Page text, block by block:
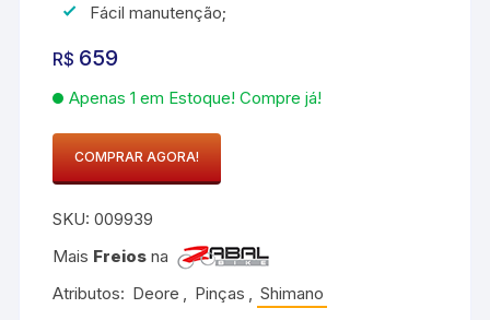
Fácil manutenção;
R$ 659
Apenas 1 em Estoque! Compre já!
Freio
Shimano
XT
COMPRAR AGORA!
SKU:009939
Mais Freios na
Atributos: Deore , Pinças , Shimano